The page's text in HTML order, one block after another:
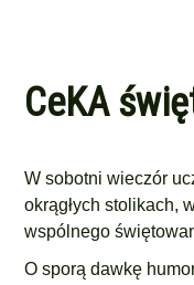
CeKA
W sobotni wieczór
okrągłych stolikach,
wspólnego
O sporą dawkę